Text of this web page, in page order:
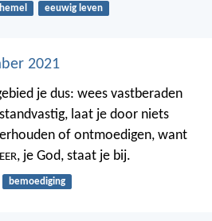
hemel eeuwig leven
2021
je dus: wees vastberaden
laat je door niets
of ontmoedigen, want
, je God, staat je bij.
bemoediging